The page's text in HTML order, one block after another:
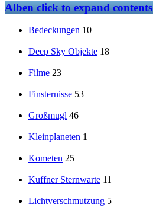
Albenclick to expand contents
Bedeckungen 10
Deep Sky Objekte 18
Filme 23
Finsternisse 53
Großmugl 46
Kleinplaneten 1
Kometen 25
Kuffner Sternwarte 11
Lichtverschmutzung 5